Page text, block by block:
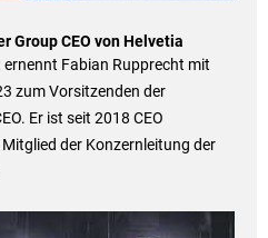
Group CEO von Helvetia
Fabian Rupprecht mit
zum Vorsitzenden der
Er ist seit 2018 CEO
der Konzernleitung der